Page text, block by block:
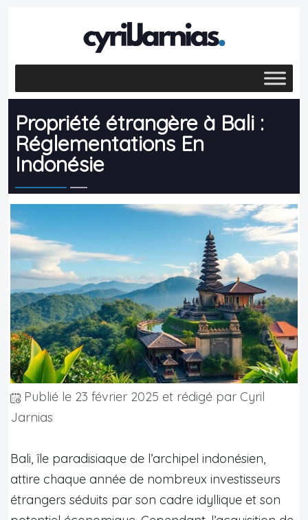
Propriété étrangère à Bali :
Réglementations En
Indonésie
Publié le 23 février 2025 et rédigé par Cyril
Jarnias
Bali, île paradisiaque de l’archipel indonésien,
attire chaque année de nombreux investisseurs
étrangers séduits par son cadre idyllique et son